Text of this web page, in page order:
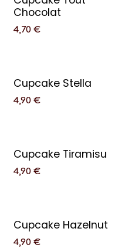
Chocolat
4,70 €
Cupcake Stella
4,90 €
Cupcake Tiramisu
4,90 €
Cupcake Hazelnut
4,90 €